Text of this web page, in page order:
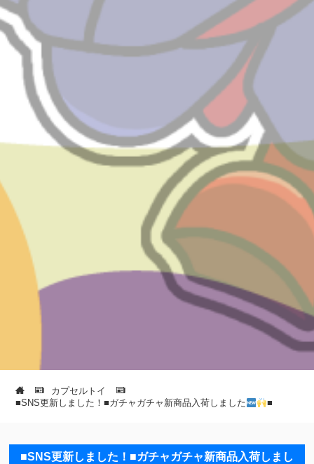
カプセルトイ
■SNS更新しました！■ガチャガチャ新商品入荷しました
■
■SNS更新しました！■ガチャガチャ新商品入荷しまし